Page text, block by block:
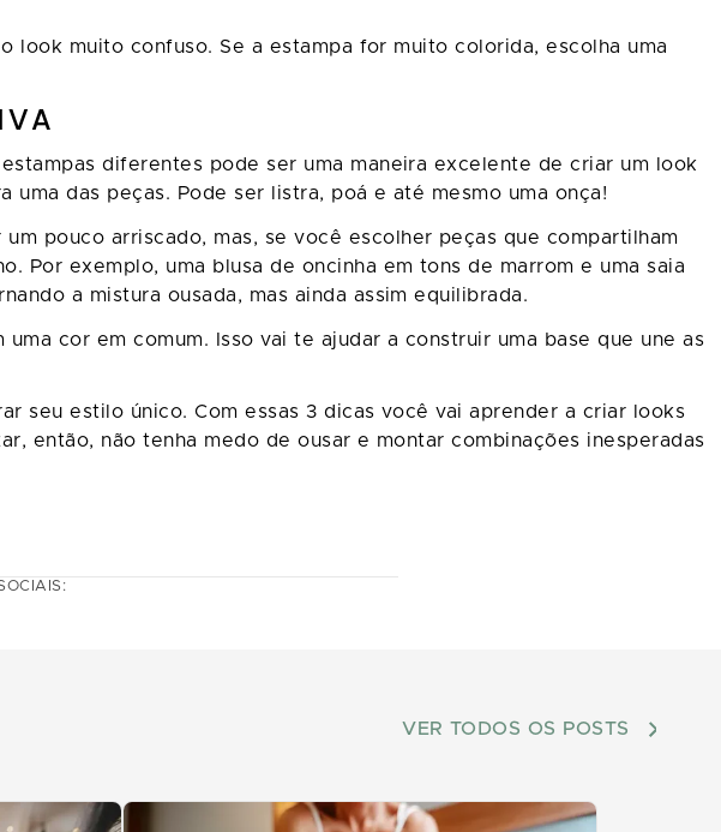
look muito confuso. Se a estampa for muito colorida, escolha uma
diferentes pode ser uma maneira excelente de criar um look
das peças. Pode ser listra, poá e até mesmo uma onça!
pouco arriscado, mas, se você escolher peças que compartilham
Por exemplo, uma blusa de oncinha em tons de marrom e uma saia
a mistura ousada, mas ainda assim equilibrada.
cor em comum. Isso vai te ajudar a construir uma base que une as
seu estilo único. Com essas 3 dicas você vai aprender a criar looks
então, não tenha medo de ousar e montar combinações inesperadas
VER TODOS OS POSTS